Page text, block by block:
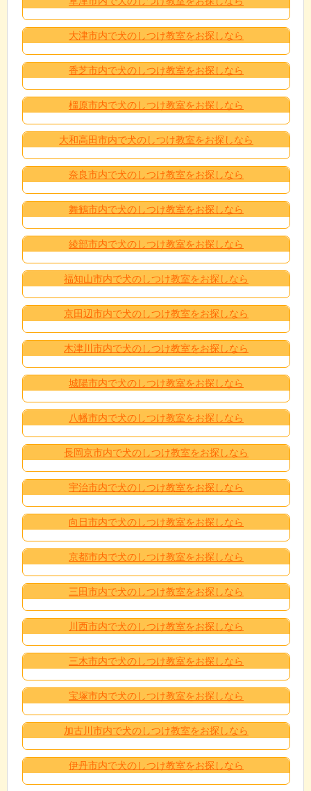
大津市内で犬のしつけ教室をお探しなら
香芝市内で犬のしつけ教室をお探しなら
橿原市内で犬のしつけ教室をお探しなら
大和高田市内で犬のしつけ教室をお探しなら
奈良市内で犬のしつけ教室をお探しなら
舞鶴市内で犬のしつけ教室をお探しなら
綾部市内で犬のしつけ教室をお探しなら
福知山市内で犬のしつけ教室をお探しなら
京田辺市内で犬のしつけ教室をお探しなら
木津川市内で犬のしつけ教室をお探しなら
城陽市内で犬のしつけ教室をお探しなら
八幡市内で犬のしつけ教室をお探しなら
長岡京市内で犬のしつけ教室をお探しなら
宇治市内で犬のしつけ教室をお探しなら
向日市内で犬のしつけ教室をお探しなら
京都市内で犬のしつけ教室をお探しなら
三田市内で犬のしつけ教室をお探しなら
川西市内で犬のしつけ教室をお探しなら
三木市内で犬のしつけ教室をお探しなら
宝塚市内で犬のしつけ教室をお探しなら
加古川市内で犬のしつけ教室をお探しなら
伊丹市内で犬のしつけ教室をお探しなら